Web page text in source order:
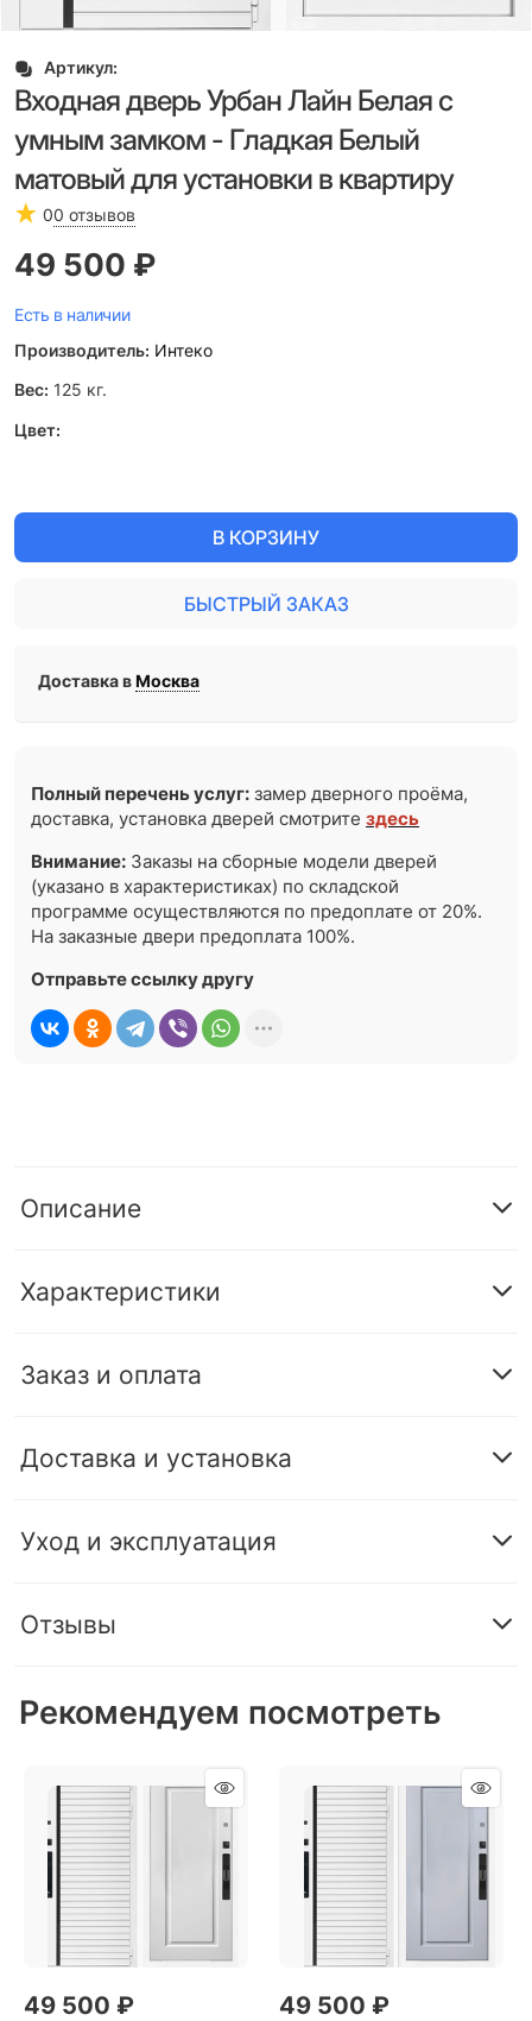
Артикул:
Входная дверь Урбан Лайн Белая с
умным замком - Гладкая Белый
матовый для установки в квартиру
00 отзывов
49 500 ₽
Есть в наличии
Производитель: Интеко
Вес: 125 кг.
Цвет:
В КОРЗИНУ
БЫСТРЫЙ ЗАКАЗ
Доставка вМосква
Полный перечень услуг: замер дверного проёма,
доставка, установка дверей смотритездесь
Внимание: Заказы на сборные модели дверей
(указано в характеристиках) по складской
программе осуществляются по предоплате от 20%.
На заказные двери предоплата 100%.
Отправьте ссылку другу
Описание
Характеристики
Заказ и оплата
Доставка и установка
Уход и эксплуатация
Отзывы
Рекомендуем посмотреть
49 500 ₽ 49 500 ₽